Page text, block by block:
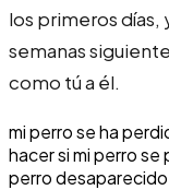
los primeros días,
semanas
como tú a él.
mi perro se ha
hacer si mi perro se
perro desaparecido